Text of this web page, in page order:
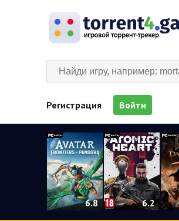
Регистрация Войти
6.8 6.2